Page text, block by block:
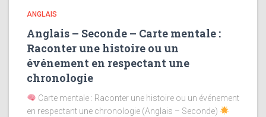
ANGLAIS
Anglais – Seconde – Carte mentale :
Raconter une histoire ou un
événement en respectant une
chronologie
Carte mentale : Raconter une histoire ou un événement
en respectant une chronologie (Anglais – Seconde)